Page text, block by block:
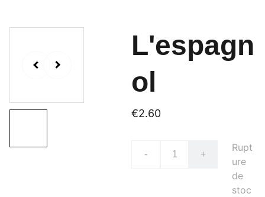
L'espagn
ol
€2.60
- +
Rupt
ure
de
stoc